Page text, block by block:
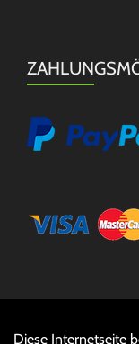
Diese Internetseite